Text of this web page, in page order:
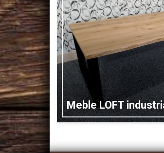
Meble LOFT